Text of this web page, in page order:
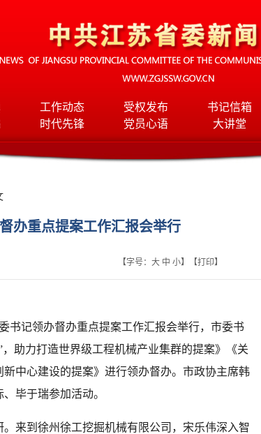
工作动态 受权发布 书记信箱
时代先锋 党员心语 大讲堂
办重点提案工作汇报会举行
【字号： 大 中 小】【打印】
书记领办督办重点提案工作汇报会举行，市委书
助力打造世界级工程机械产业集群的提案》《关
中心建设的提案》进行领办督办。市政协主席韩
毕于瑞参加活动。
来到徐州徐工挖掘机械有限公司，宋乐伟深入智